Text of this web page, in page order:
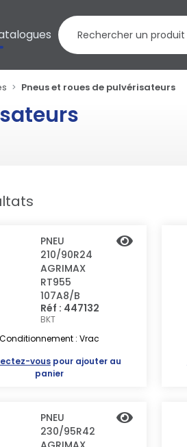
Pneus et roues de pulvérisateurs
PNEU
210/90R24
AGRIMAX
RT955
107A8/B
Réf : 447132
BKT
: Vrac
vous pour ajouter au
panier
PNEU
230/95R42